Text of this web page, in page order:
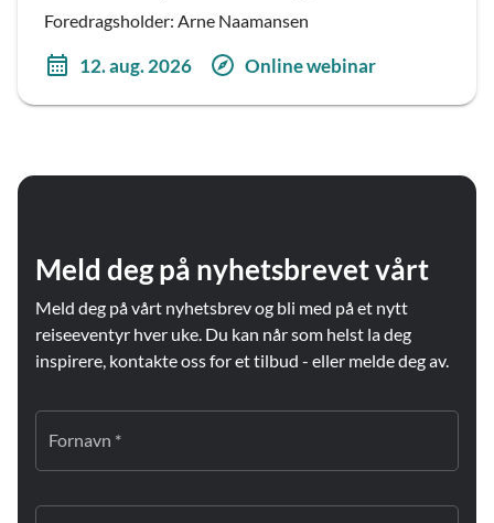
Foredragsholder: Arne Naamansen
12. aug. 2026 Online webinar
Meld deg på nyhetsbrevet vårt
Meld deg på vårt nyhetsbrev og bli med på et nytt
reiseeventyr hver uke. Du kan når som helst la deg
inspirere, kontakte oss for et tilbud - eller melde deg av.
Fornavn *